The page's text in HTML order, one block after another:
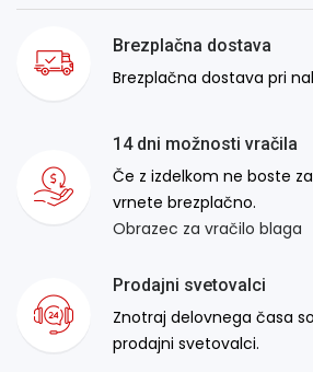
Brezplačna dostava
Brezplačna dostava pri
14 dni možnosti vračila
Če z izdelkom ne boste
vrnete brezplačno.
Obrazec za vračilo blaga
Prodajni svetovalci
Znotraj delovnega časa
prodajni svetovalci.